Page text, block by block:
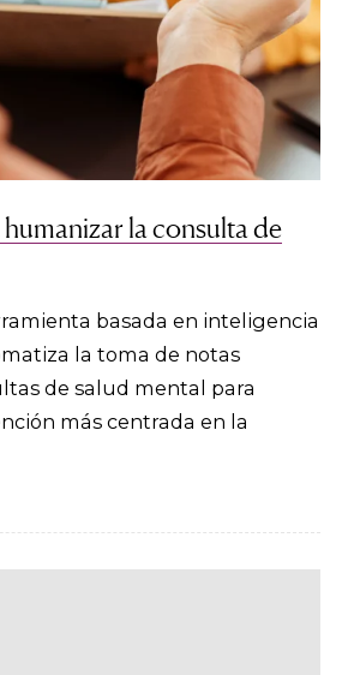
la consulta de
basada en inteligencia
la toma de notas
de salud mental para
más centrada en la